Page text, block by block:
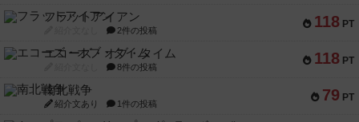
118 PT
フラットアイアン
2件の投稿
118 PT
エコーズ・オブ・タイム
8件の投稿
79 PT
南北戦争
紹介文あり 1件の投稿